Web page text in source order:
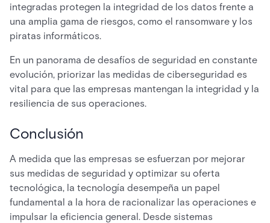
integradas protegen la integridad de los datos frente a
una amplia gama de riesgos, como el ransomware y los
piratas informáticos.
En un panorama de desafíos de seguridad en constante
evolución, priorizar las medidas de ciberseguridad es
vital para que las empresas mantengan la integridad y la
resiliencia de sus operaciones.
Conclusión
A medida que las empresas se esfuerzan por mejorar
sus medidas de seguridad y optimizar su oferta
tecnológica, la tecnología desempeña un papel
fundamental a la hora de racionalizar las operaciones e
impulsar la eficiencia general. Desde sistemas